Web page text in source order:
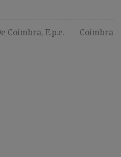
Coimbra, E.p.e. Coimbra